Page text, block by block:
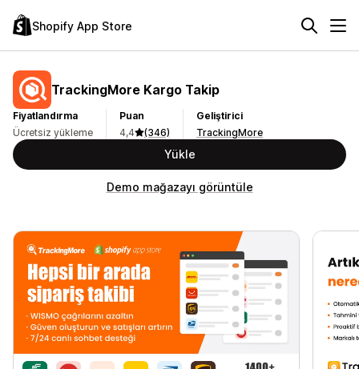
Shopify App Store
TrackingMore Kargo Takip
Fiyatlandırma
Ücretsiz yükleme
Puan
4,4
(346)
Geliştirici
TrackingMore
Yükle
Demo mağazayı görüntüle